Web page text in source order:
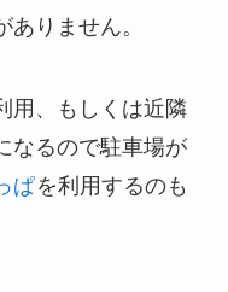
りません。
用、もしくは近隣
なるので駐車場が
ぱを利用するのも